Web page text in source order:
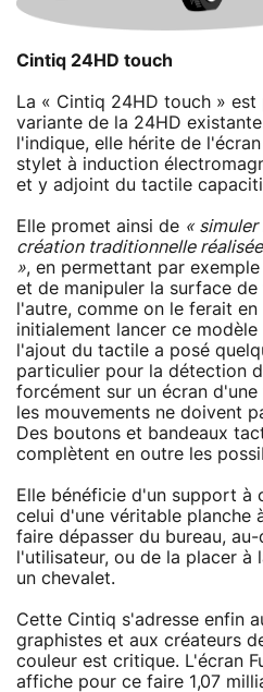
Cintiq 24HD touch
La « Cintiq 24HD touch »
variante de la 24HD
l'indique, elle hérite de
stylet à induction
et y adjoint du tactile
Elle promet ainsi de «
création traditionnelle
», en permettant par
et de manipuler la surface
l'autre, comme on le ferait
initialement lancer ce modèle
l'ajout du tactile a posé
particulier pour la détection
forcément sur un écran
les mouvements ne doivent
Des boutons et bandeaux
complètent en outre les
Elle bénéficie d'un support à
celui d'une véritable planche
faire dépasser du bureau,
l'utilisateur, ou de la placer à
un chevalet.
Cette Cintiq s'adresse enfin
graphistes et aux créateurs
couleur est critique. L'écran
affiche pour ce faire 1,07